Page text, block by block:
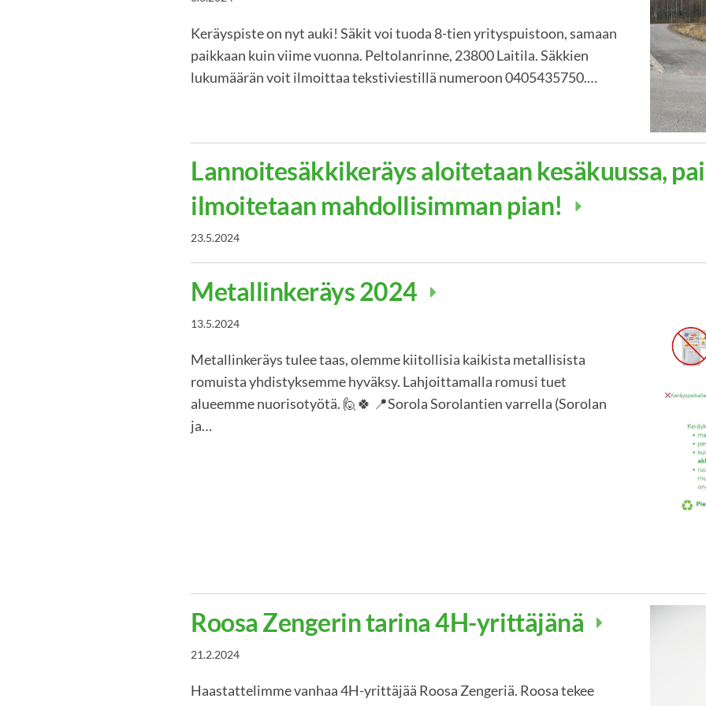
Keräyspiste on nyt auki! Säkit voi tuoda 8-tien yrityspuistoon, samaan
paikkaan kuin viime vuonna. Peltolanrinne, 23800 Laitila. Säkkien
lukumäärän voit ilmoittaa tekstiviestillä numeroon 0405435750.…
Lannoitesäkkikeräys aloitetaan kesäkuussa,
ilmoitetaan mahdollisimman pian!
23.5.2024
Metallinkeräys 2024
13.5.2024
Metallinkeräys tulee taas, olemme kiitollisia kaikista metallisista
romuista yhdistyksemme hyväksy. Lahjoittamalla romusi tuet
alueemme nuorisotyötä. 🙋🍀 📍Sorola Sorolantien varrella (Sorolan
ja…
Roosa Zengerin tarina 4H-yrittäjänä
21.2.2024
Haastattelimme vanhaa 4H-yrittäjää Roosa Zengeriä. Roosa tekee